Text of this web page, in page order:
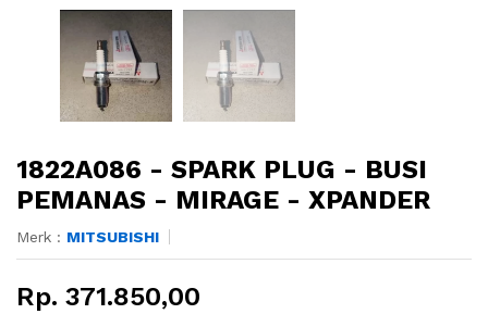
1822A086 - SPARK PLUG - BUSI
PEMANAS - MIRAGE - XPANDER
Merk : MITSUBISHI
Rp. 371.850,00